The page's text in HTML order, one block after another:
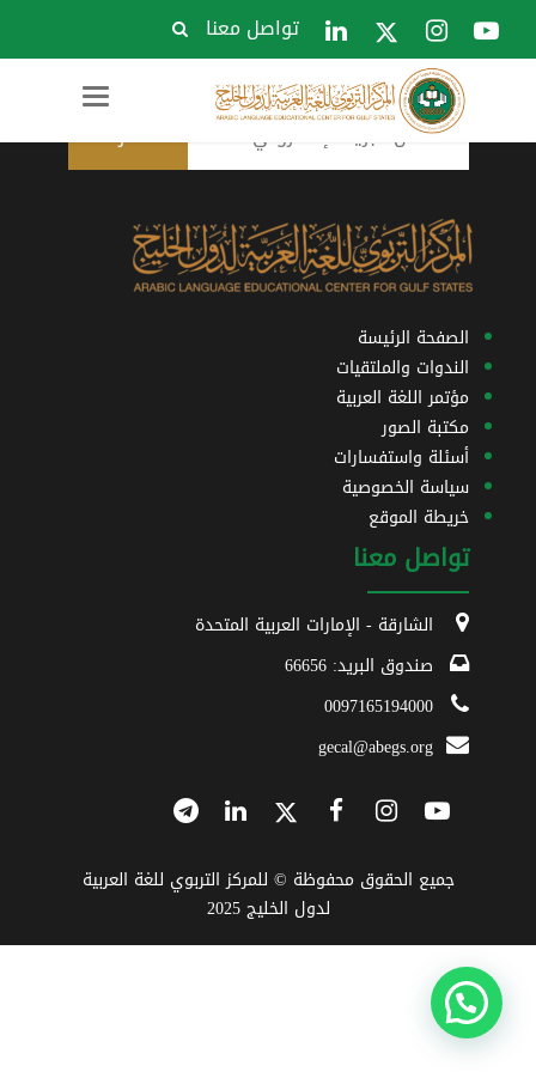
تواصل معنا
Toggle
الاشتراك في النشرة البريدية
تواصل معنا
الشارقة - الإمارات العربية المتحدة
صندوق البريد: 66656
0097165194000
gecal@abegs.org
الصفحة الرئيسة
الندوات والملتقيات
مؤتمر اللغة العربية
مكتبة الصور
أسئلة واستفسارات
سياسة الخصوصية
خريطة الموقع
جميع الحقوق محفوظة © للمركز التربوي للغة العربية
لدول الخليج 2025